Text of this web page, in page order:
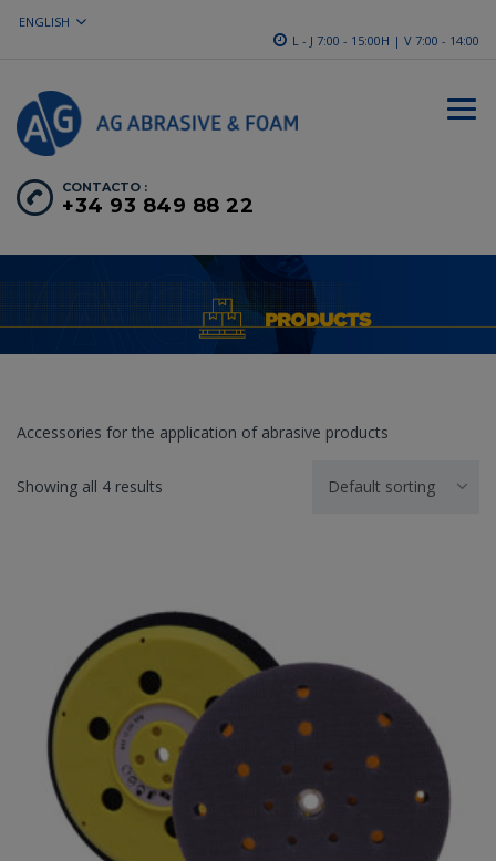
ENGLISH
L - J 7:00 - 15:00H | V 7:00 - 14:00
CONTACTO :
+34 93 849 88 22
Accessories for the application of abrasive products
Showing all 4 results Default sorting